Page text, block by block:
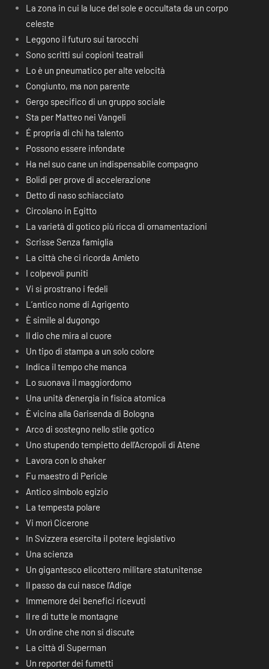
La zona in cui la luce del sole e occultata da un corpo
celeste
Leggono il futuro sui tarocchi
Sono scritti sui copioni teatrali
Lo è un pneumatico per alte velocità
Congiunto, ma non parente
Gergo specifico di un gruppo sociale
Sta per Matteo nei Vangeli
É propria di chi ha talento
Possono essere infondate
Ha nel suo cane un indispensabile compagno
Bolidi per prove di accelerazione
Detto di naso schiacciato
Circolano in Egitto
La varietà di gotico più ricca di ornamentazioni
Scrisse Senza famiglia
La città che ci ricorda Amleto
I colpevoli puniti
Vi si prostrano i fedeli
L’antico nome di Agrigento
È simile al dugongo
Il dio che mira al cuore
Un tipo di stampa a un solo colore
Indica il tempo che manca
Lo suonava il maggiordomo
Una unità d’energia in fisica atomica
È vicina alla Garisenda di Bologna
Arco di sostegno nello stile gotico
Uno stupendo tempietto dell’Acropoli di Atene
Lavora con lo shaker
Fu maestro di Pericle
Antico simbolo egizio
La tempesta polare
Vi morì Cicerone
In Svizzera esercita il potere legislativo
Una scienza
Un gigantesco elicottero militare statunitense
Il passo da cui nasce l’Adige
Immemore dei benefici ricevuti
Il re di tutte le montagne
Un ordine che non si discute
La città di Superman
Un reporter dei fumetti